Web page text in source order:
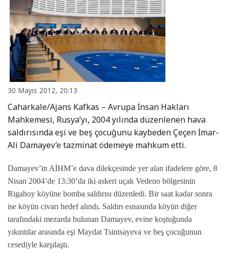
30 Mayıs 2012, 20:13
Caharkale/Ajans Kafkas – Avrupa İnsan Hakları
Mahkemesi, Rusya’yı, 2004 yılında düzenlenen hava
saldırısında eşi ve beş çocuğunu kaybeden Çeçen İmar-
Ali Damayev’e tazminat ödemeye mahkum etti.
Damayev’in AİHM’e dava dilekçesinde yer alan ifadelere göre, 8
Nisan 2004’de 13:30’da iki askeri uçak Vedeno bölgesinin
Rigahoy köyüne bomba saldırısı düzenledi. Bir saat kadar sonra
ise köyün civarı hedef alındı. Saldırı esnasında köyün diğer
tarafındaki mezarda bulunan Damayev, evine koştuğunda
yıkıntılar arasında eşi Maydat Tsintsayeva ve beş çocuğunun
cesediyle karşılaştı.